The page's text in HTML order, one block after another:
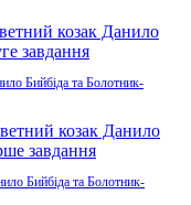
Бийбіда та Болотник-
Бийбіда та Болотник-